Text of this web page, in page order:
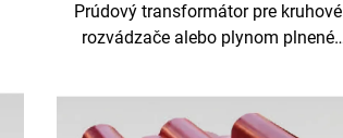
Prúdový transformátor pre kruhové
rozvádzače alebo plynom plnené